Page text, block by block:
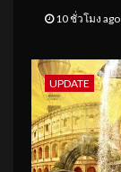
10 ชั่วโมง ago
UPDATE